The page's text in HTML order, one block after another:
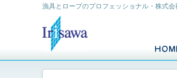
漁具とロープのプロフェッショナル・株式会